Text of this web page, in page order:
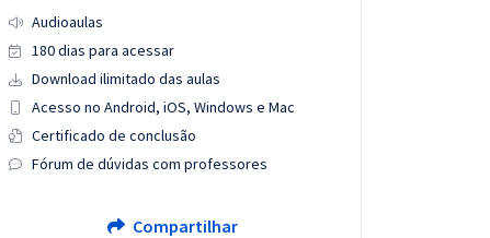
Audioaulas
180 dias para acessar
Download ilimitado das aulas
Acesso no Android, iOS, Windows e Mac
Certificado de conclusão
Fórum de dúvidas com professores
Compartilhar